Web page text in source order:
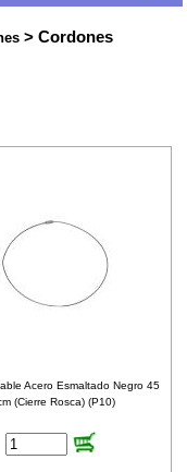
> Cordones
Acero Esmaltado Negro 45
(Cierre Rosca) (P10)